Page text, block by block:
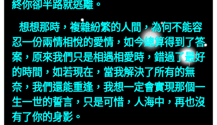
終你卻半路就逃離。
想想那時，複雜紛繁的人間，為何不能容
忍一份兩情相悅的愛情，如今總算得到了答
案，原來我們只是相遇相愛時，錯過了最好
的時間，如若現在，當我解決了所有的無
奈，我們還能重逢，我想一定會實現那個一
生一世的誓言，只是可惜，人海中，再也沒
有了你的身影。